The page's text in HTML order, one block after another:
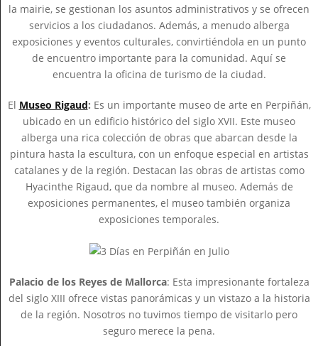
la mairie, se gestionan los asuntos administrativos y se ofrecen
servicios a los ciudadanos. Además, a menudo alberga
exposiciones y eventos culturales, convirtiéndola en un punto
de encuentro importante para la comunidad. Aquí se
encuentra la oficina de turismo de la ciudad.
El Museo Rigaud: Es un importante museo de arte en Perpiñán,
ubicado en un edificio histórico del siglo XVII. Este museo
alberga una rica colección de obras que abarcan desde la
pintura hasta la escultura, con un enfoque especial en artistas
catalanes y de la región. Destacan las obras de artistas como
Hyacinthe Rigaud, que da nombre al museo. Además de
exposiciones permanentes, el museo también organiza
exposiciones temporales.
Palacio de los Reyes de Mallorca: Esta impresionante fortaleza
del siglo XIII ofrece vistas panorámicas y un vistazo a la historia
de la región. Nosotros no tuvimos tiempo de visitarlo pero
seguro merece la pena.